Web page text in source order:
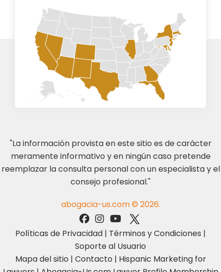
"La información provista en este sitio es de carácter
meramente informativo y en ningún caso pretende
reemplazar la consulta personal con un especialista y el
consejo profesional."
abogacia-us.com © 2026.
Políticas de Privacidad | Términos y Condiciones |
Soporte al Usuario
Mapa del sitio | Contacto | Hispanic Marketing for